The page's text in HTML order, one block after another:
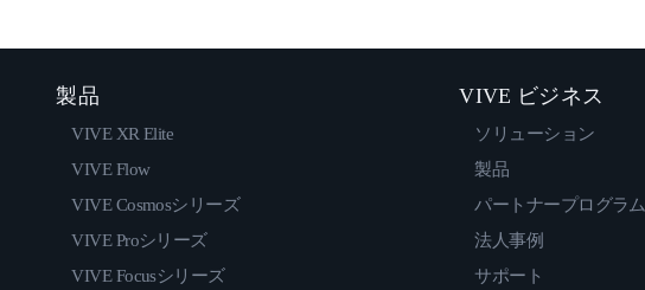
製品
VIVE XR Elite
VIVE Flow
VIVE Cosmosシリーズ
VIVE Proシリーズ
VIVE Focusシリーズ
VIVE ビジネス
ソリューション
製品
パートナープログラム
法人事例
サポート